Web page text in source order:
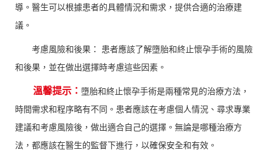
導。醫生可以根據患者的具體情況和需求，提供合適的治療建
議。
考慮風險和後果： 患者應該了解墮胎和終止懷孕手術的風險
和後果，並在做出選擇時考慮這些因素。
溫馨提示： 墮胎和終止懷孕手術是兩種常見的治療方法，
時間需求和程序略有不同。患者應該在考慮個人情況、尋求專業
建議和考慮風險後，做出適合自己的選擇。無論是哪種治療方
法，都應該在醫生的監督下進行，以確保安全和有效。